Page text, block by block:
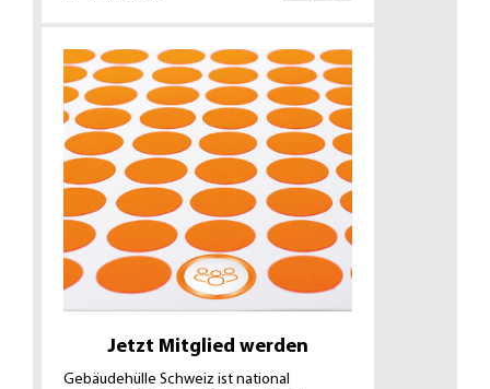
Jetzt Mitglied werden
Gebäudehülle Schweiz ist national